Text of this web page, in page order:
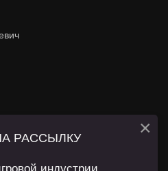
активная ссылка на
РАССЫЛКУ ×